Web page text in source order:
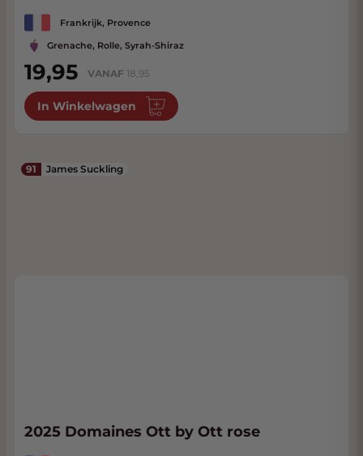
Frankrijk, Provence
Grenache, Rolle, Syrah-Shiraz
19,95 VANAF 18,95
In Winkelwagen
91 James Suckling
2025 Domaines Ott by Ott rose